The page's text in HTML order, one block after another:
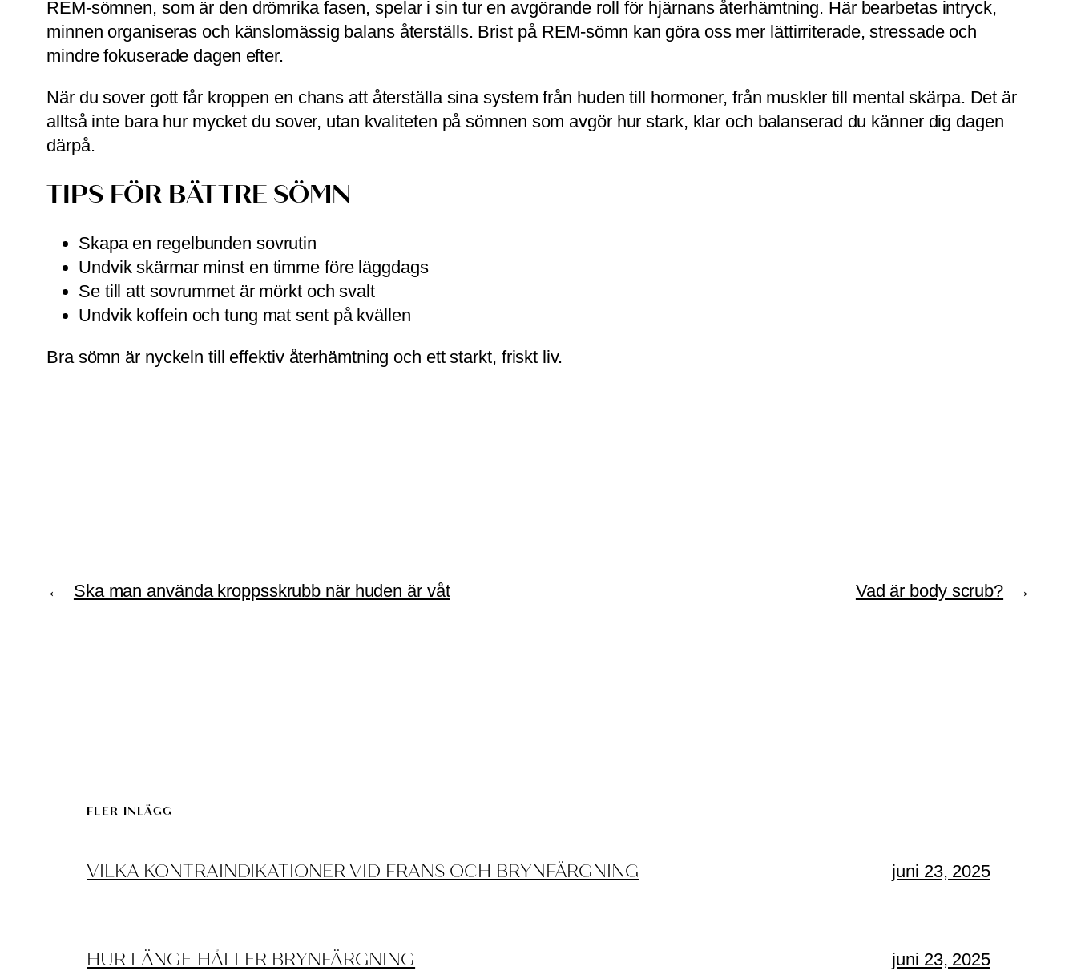
REM-sömnen, som är den drömrika fasen, spelar i sin tur en avgörande roll för hjärnans återhämtning. Här bearbetas intryck,
minnen organiseras och känslomässig balans återställs. Brist på REM-sömn kan göra oss mer lättirriterade, stressade och
mindre fokuserade dagen efter.
När du sover gott får kroppen en chans att återställa sina system från huden till hormoner, från muskler till mental skärpa. Det är
alltså inte bara hur mycket du sover, utan kvaliteten på sömnen som avgör hur stark, klar och balanserad du känner dig dagen
därpå.
TIPS FÖR BÄTTRE SÖMN
Skapa en regelbunden sovrutin
Undvik skärmar minst en timme före läggdags
Se till att sovrummet är mörkt och svalt
Undvik koffein och tung mat sent på kvällen
Bra sömn är nyckeln till effektiv återhämtning och ett starkt, friskt liv.
← Ska man använda kroppsskrubb när huden är våt Vad är body scrub? →
FLER INLÄGG
VILKA KONTRAINDIKATIONER VID FRANS OCH BRYNFÄRGNING juni 23, 2025
HUR LÄNGE HÅLLER BRYNFÄRGNING juni 23, 2025